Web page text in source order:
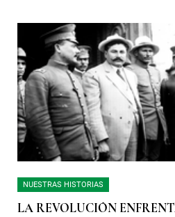
NUESTRAS HISTORIAS
LA REVOLUCIÓN